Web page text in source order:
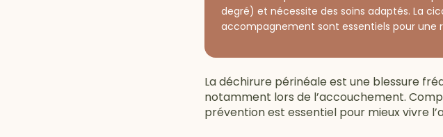
degré) et nécessite des soins adaptés. La
accompagnement sont essentiels pour une
La déchirure périnéale est une blessure
notamment lors de l’accouchement.
prévention est essentiel pour mieux vivre